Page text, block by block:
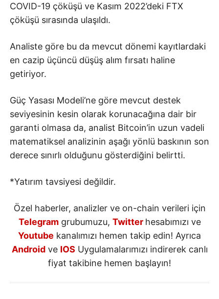
COVID-19 çöküşü ve Kasım 2022’deki FTX
çöküşü sırasında ulaşıldı.
Analiste göre bu da mevcut dönemi kayıtlardaki
en cazip üçüncü düşüş alım fırsatı haline
getiriyor.
Güç Yasası Modeli’ne göre mevcut destek
seviyesinin kesin olarak korunacağına dair bir
garanti olmasa da, analist Bitcoin’in uzun vadeli
matematiksel analizinin aşağı yönlü baskının son
derece sınırlı olduğunu gösterdiğini belirtti.
*Yatırım tavsiyesi değildir.
Özel haberler, analizler ve on-chain verileri için
Telegramgrubumuzu, Twitter hesabımızı ve
Youtube kanalımızı hemen takip edin! Ayrıca
Androidve IOS Uygulamalarımızı indirerek canlı
fiyat takibine hemen başlayın!